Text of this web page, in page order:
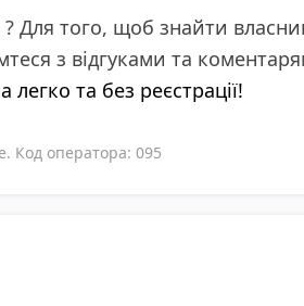
? Для того, щоб знайти
з відгуками та
та без реєстрації!
Код оператора: 095